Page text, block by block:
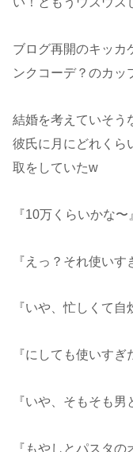
ブログ再開のキッカ
ンクコーデ？のカッ
結婚を考えていそう
彼氏に月にどれくら
取をしていたw
『10万くらいかな〜
『えっ？それ使いす
『いや、忙しくて自
『にしても使いすぎ
『いや、そもそも
『もやしとパスタの